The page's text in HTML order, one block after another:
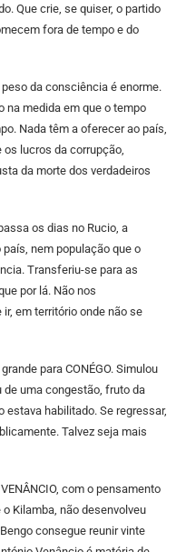
Que crie, se quiser, o partido
fora de tempo e do
da consciência é enorme.
na medida em que o tempo
Nada têm a oferecer ao país,
lucros da corrupção,
da morte dos verdadeiros
os dias no Rucio, a
nem população que o
Transferiu-se para as
por lá. Não nos
em território onde não se
para CONÉGO. Simulou
uma congestão, fruto da
estava habilitado. Se regressar,
Talvez seja mais
com o pensamento
Kilamba, não desenvolveu
consegue reunir vinte